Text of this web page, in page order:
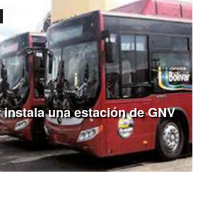
una estación de GNV